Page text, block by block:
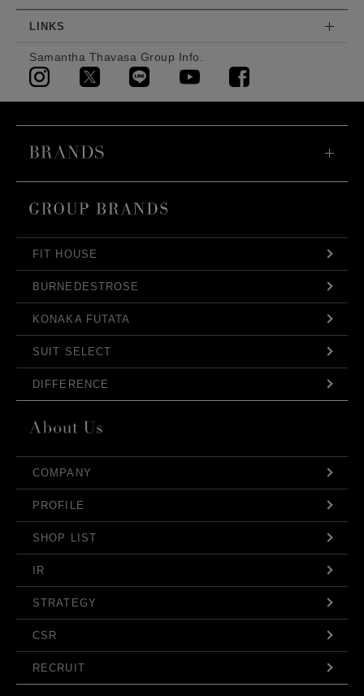
LINKS
Samantha Thavasa Group Info.
FIT HOUSE
BURNEDESTROSE
KONAKA FUTATA
SUIT SELECT
DIFFERENCE
COMPANY
PROFILE
SHOP LIST
IR
STRATEGY
CSR
RECRUIT